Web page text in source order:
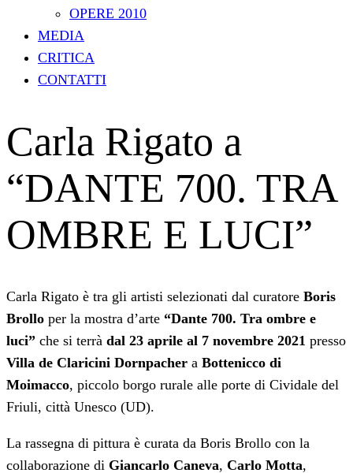
OPERE 2010
MEDIA
CRITICA
CONTATTI
Carla Rigato a
“DANTE 700. TRA
OMBRE E LUCI”
Carla Rigato è tra gli artisti selezionati dal curatore Boris
Brollo per la mostra d’arte “Dante 700. Tra ombre e
luci” che si terrà dal 23 aprile al 7 novembre 2021 presso
Villa de Claricini Dornpacher a Bottenicco di
Moimacco, piccolo borgo rurale alle porte di Cividale del
Friuli, città Unesco (UD).
La rassegna di pittura è curata da Boris Brollo con la
collaborazione di Giancarlo Caneva, Carlo Motta,